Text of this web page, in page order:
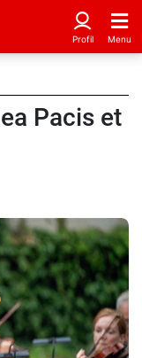
Pacis et